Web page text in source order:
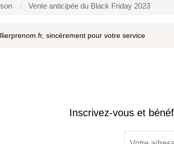
Vente anticipée du Black Friday 2023
sincèrement pour votre service
Inscrivez-vous et